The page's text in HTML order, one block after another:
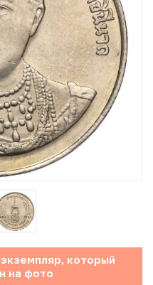
(с 1999 года)
СССР и России
(Unusual)
который
на фото